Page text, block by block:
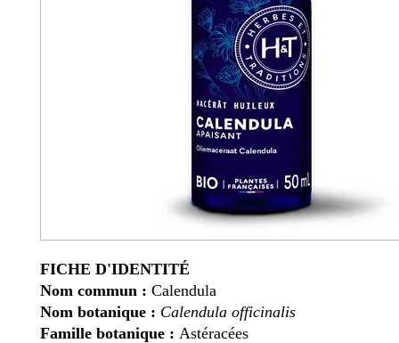
FICHE D'IDENTITÉ
Nom commun : Calendula
Nom botanique : Calendula officinalis
Famille botanique : Astéracées